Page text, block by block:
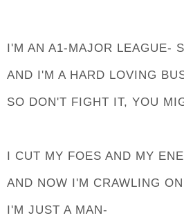
I'M AN A1-MAJOR LEAGUE-
AND I'M A HARD LOVING
SO DON'T FIGHT IT, YOU
I CUT MY FOES AND MY
AND NOW I'M CRAWLING
I'M JUST A MAN-